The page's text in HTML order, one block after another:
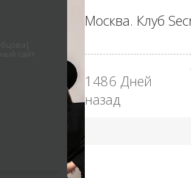
Москва. Клуб
1486 Дней
назад